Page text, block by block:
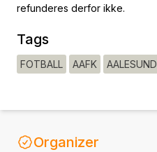
refunderes derfor ikke.
Tags
FOTBALL AAFK AALESUND
Organizer